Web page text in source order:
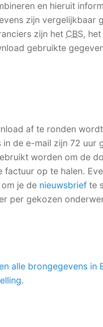
en hieruit
zijn vergelijkbaar
zijn het CBS, het
gebruikte
af te ronden
de e-mail zijn 72 uur
worden om de
op te halen.
je de nieuwsbrief te
per gekozen
alle brongegevens in
.